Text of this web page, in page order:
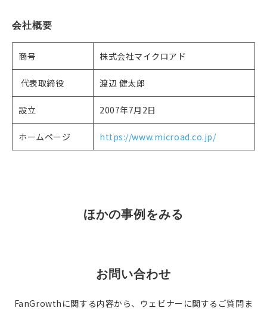
会社概要
商号 株式会社マイクロアド
代表取締役 渡辺 健太郎
設立 2007年7月2日
ホームページ https://www.microad.co.jp/
ほかの事例をみる
お問い合わせ
FanGrowthに関する内容から、ウェビナーに関するご質問ま